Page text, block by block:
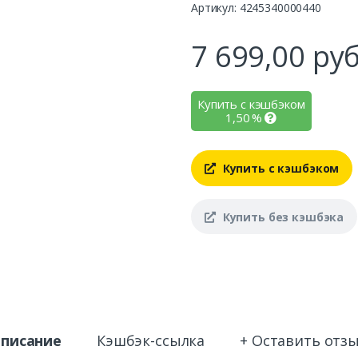
Артикул: 4245340000440
7 699,00
Купить с кэшбэком
1,50%
Купить с кэшбэком
Купить без кэшбэка
Кэшбэк-ссылка + Оставить